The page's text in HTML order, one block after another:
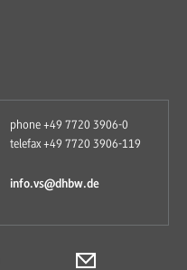
phone +49 7720 3906-0
telefax +49 7720 3906-119
info.vs@dhbw.de